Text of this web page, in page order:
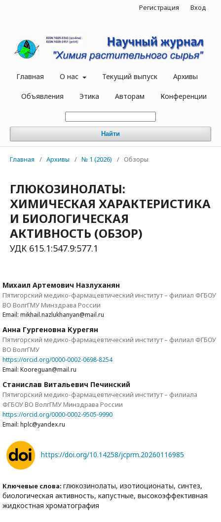
Главная О нас Текущий выпуск Архивы
Объявления Этика Авторам Конференции
Найти
Регистрация Вход
Главная / Архивы / № 1 (2026) / Обзоры
ГЛЮКОЗИНОЛАТЫ:
ХИМИЧЕСКАЯ ХАРАКТЕРИСТИКА
И БИОЛОГИЧЕСКАЯ
АКТИВНОСТЬ (ОБЗОР)
УДК 615.1:547.9:577.1
Михаил Артемович Назлуханян
Пятигорский медико-фармацевтический институт – филиал ФГБОУ
ВО ВолгГМУ Минздрава России
Email: mikhail.nazlukhanyan@mail.ru
Анна Гургеновна Курегян
Пятигорский медико-фармацевтический институт – филиал ФГБОУ
ВО ВолгГМУ
https://orcid.org/0000-0002-0698-8254
Email: Kooreguan@mail.ru
Станислав Витальевич Печинский
Пятигорский медико-фармацевтический институт – филиала
ФГБОУ ВО ВолгГМУ Минздрава России
https://orcid.org/0000-0002-9505-9990
Email: hplc@yandex.ru
https://doi.org/10.14258/jcprm.20260116985
Ключевые слова: глюкозинолаты, изотиоционаты, синтез,
биологическая активность, капустные, высокоэффективная
жидкостная хроматография